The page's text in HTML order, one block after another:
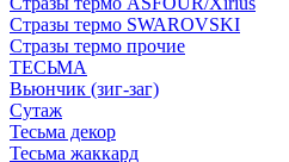
Стразы термо SWAROVSKI
Стразы термо прочие
ТЕСЬМА
Вьюнчик (зиг-заг)
Сутаж
Тесьма декор
Тесьма жаккард